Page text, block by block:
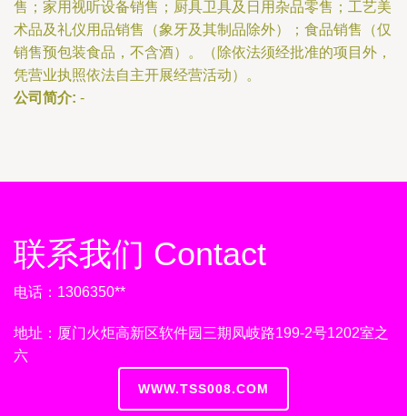
售；家用视听设备销售；厨具卫具及日用杂品零售；工艺美
术品及礼仪用品销售（象牙及其制品除外）；食品销售（仅
销售预包装食品，不含酒）。（除依法须经批准的项目外，
凭营业执照依法自主开展经营活动）。
公司简介: -
联系我们 Contact
电话：1306350**
地址：厦门火炬高新区软件园三期凤岐路199-2号1202室之
六
WWW.TSS008.COM